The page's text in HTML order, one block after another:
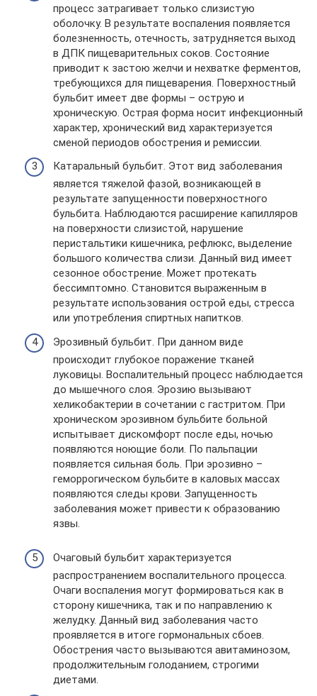
процесс затрагивает только слизистую
оболочку. В результате воспаления появляется
болезненность, отечность, затрудняется выход
в ДПК пищеварительных соков. Состояние
приводит к застою желчи и нехватке ферментов,
требующихся для пищеварения. Поверхностный
бульбит имеет две формы – острую и
хроническую. Острая форма носит инфекционный
характер, хронический вид характеризуется
сменой периодов обострения и ремиссии.
Катаральный бульбит. Этот вид заболевания
является тяжелой фазой, возникающей в
результате запущенности поверхностного
бульбита. Наблюдаются расширение капилляров
на поверхности слизистой, нарушение
перистальтики кишечника, рефлюкс, выделение
большого количества слизи. Данный вид имеет
сезонное обострение. Может протекать
бессимптомно. Становится выраженным в
результате использования острой еды, стресса
или употребления спиртных напитков.
Эрозивный бульбит. При данном виде
происходит глубокое поражение тканей
луковицы. Воспалительный процесс наблюдается
до мышечного слоя. Эрозию вызывают
хеликобактерии в сочетании с гастритом. При
хроническом эрозивном бульбите больной
испытывает дискомфорт после еды, ночью
появляются ноющие боли. По пальпации
появляется сильная боль. При эрозивно –
геморрогическом бульбите в каловых массах
появляются следы крови. Запущенность
заболевания может привести к образованию
язвы.
Очаговый бульбит характеризуется
распространением воспалительного процесса.
Очаги воспаления могут формироваться как в
сторону кишечника, так и по направлению к
желудку. Данный вид заболевания часто
проявляется в итоге гормональных сбоев.
Обострения часто вызываются авитаминозом,
продолжительным голоданием, строгими
диетами.